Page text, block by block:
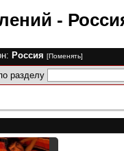
-
Россия [Поменять]
разделу